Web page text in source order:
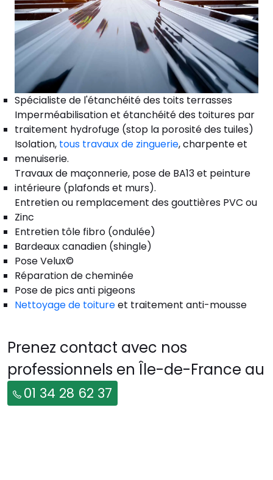
Spécialiste de l'étanchéité des toits terrasses
Imperméabilisation et étanchéité des toitures par
traitement hydrofuge (stop la porosité des tuiles)
Isolation, tous travaux de zinguerie, charpente et
menuiserie.
Travaux de maçonnerie, pose de BA13 et peinture
intérieure (plafonds et murs).
Entretien ou remplacement des gouttières PVC ou
Zinc
Entretien tôle fibro (ondulée)
Bardeaux canadien (shingle)
Pose Velux©
Réparation de cheminée
Pose de pics anti pigeons
Nettoyage de toitureet traitement anti-mousse
Prenez contact avec nos
professionnels en Île-de-France au
01 34 28 62 37